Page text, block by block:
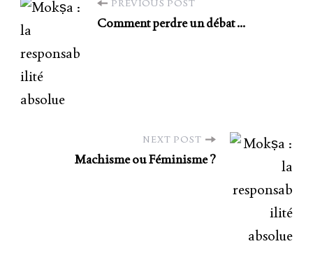
PREVIOUS POST
Comment perdre un débat …
NEXT POST
Machisme ou Féminisme ?